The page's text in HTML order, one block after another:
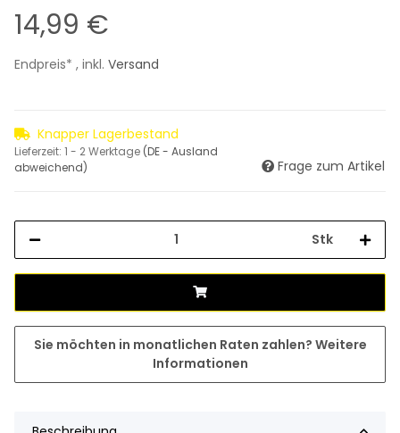
14,99 €
Endpreis* , inkl. Versand
Knapper Lagerbestand
Lieferzeit: 1 - 2 Werktage (DE - Ausland
abweichend)
Frage zum Artikel
Stk
Sie möchten in monatlichen Raten zahlen? Weitere
Informationen